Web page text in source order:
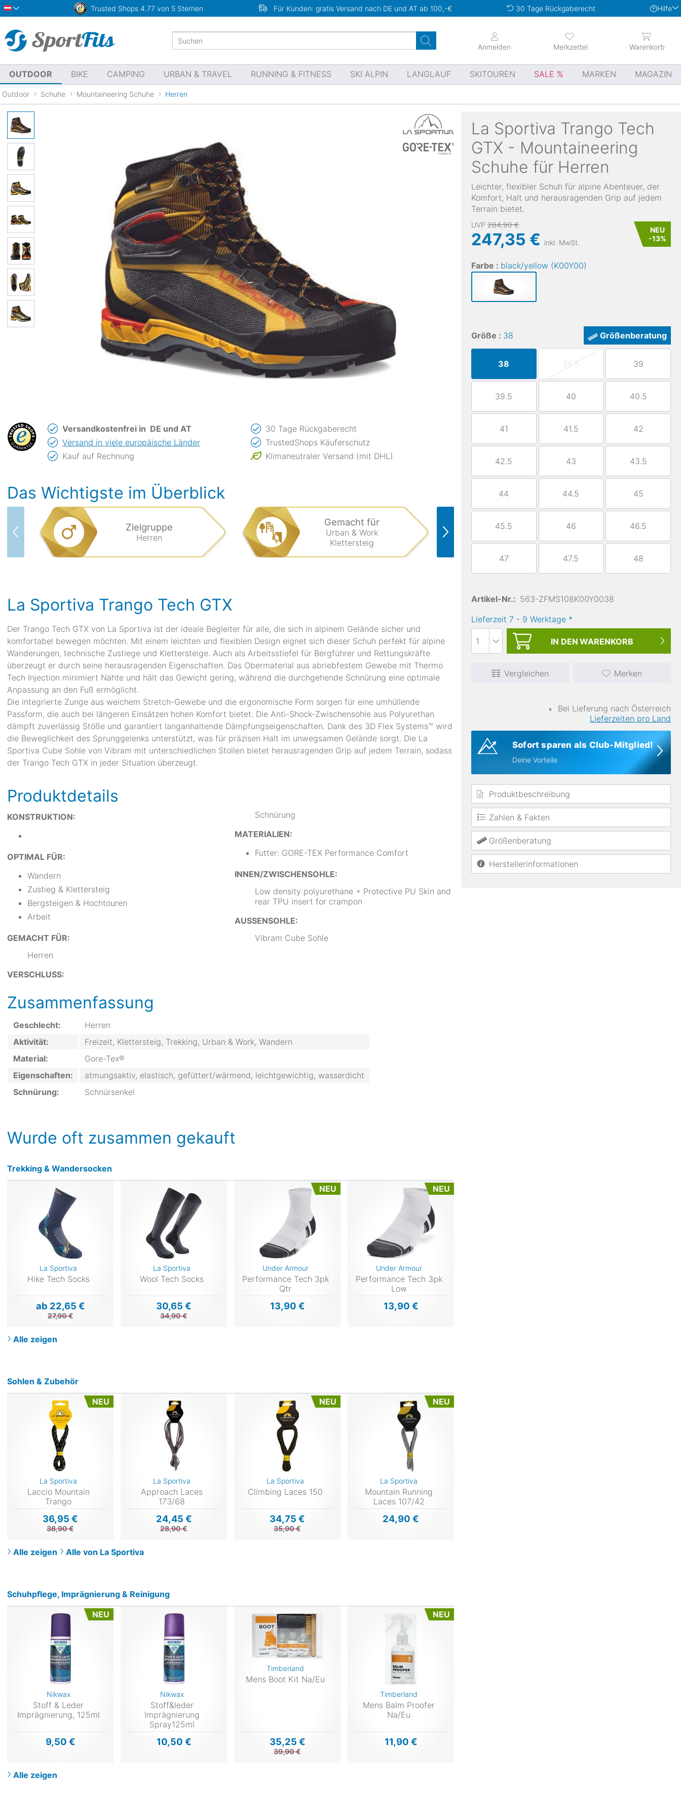
Österreich Trusted Shops 4.77 von 5 Sternen Für Kunden: gratis Versand nach DE und AT ab 100,-€ 30 Tage Rückgaberecht Hilfe
Merkzettel
Anmelden Warenkorb
OUTDOOR BIKE CAMPING URBAN & TRAVEL RUNNING & FITNESS SKI ALPIN LANGLAUF SKITOUREN SALE MARKEN MAGAZIN
Outdoor Schuhe Mountaineering Schuhe Herren
La Sportiva Trango Tech
GTX - Mountaineering
Schuhe für Herren
Leichter, flexibler Schuh für alpine Abenteuer, der
Komfort, Halt und herausragenden Grip auf jedem
Terrain bietet.
UVP 284,90 €
247,35 € inkl. MwSt.
NEU
-13%
Farbe : black/yellow (K00Y00)
Größe : 38 Größenberatung
38 38.5 39
39.5 40 40.5
41 41.5 42
42.5 43 43.5
44 44.5 45
45.5 46 46.5
47 47.5 48
Artikel-Nr.: 563-ZFMS108K00Y0038
Lieferzeit 7 - 9 Werktage *
IN DEN WARENKORB
Vergleichen Merken
∗
Bei Lieferung nach Österreich
Lieferzeiten pro Land
Sofort sparen als Club-Mitglied!
Deine Vorteile
Produktbeschreibung
Zahlen & Fakten
Größenberatung
Herstellerinformationen
Versandkostenfrei in DE und AT
Versand in viele europäische Länder
Kauf auf Rechnung
30 Tage Rückgaberecht
TrustedShops Käuferschutz
Klimaneutraler Versand (mit DHL)
Das Wichtigste im Überblick
Zielgruppe
Herren
Gemacht für
Urban & Work
Klettersteig
Membran
Gore-Tex®
La Sportiva Trango Tech GTX
Der Trango Tech GTX von La Sportiva ist der ideale Begleiter für alle, die sich in alpinem Gelände sicher und
komfortabel bewegen möchten. Mit einem leichten und flexiblen Design eignet sich dieser Schuh perfekt für alpine
Wanderungen, technische Zustiege und Klettersteige. Auch als Arbeitsstiefel für Bergführer und Rettungskräfte
überzeugt er durch seine herausragenden Eigenschaften. Das Obermaterial aus abriebfestem Gewebe mit Thermo
Tech Injection minimiert Nähte und hält das Gewicht gering, während die durchgehende Schnürung eine optimale
Anpassung an den Fuß ermöglicht.
Die integrierte Zunge aus weichem Stretch-Gewebe und die ergonomische Form sorgen für eine umhüllende
Passform, die auch bei längeren Einsätzen hohen Komfort bietet. Die Anti-Shock-Zwischensohle aus Polyurethan
dämpft zuverlässig Stöße und garantiert langanhaltende Dämpfungseigenschaften. Dank des 3D Flex Systems™ wird
die Beweglichkeit des Sprunggelenks unterstützt, was für präzisen Halt im unwegsamen Gelände sorgt. Die La
Sportiva Cube Sohle von Vibram mit unterschiedlichen Stollen bietet herausragenden Grip auf jedem Terrain, sodass
der Trango Tech GTX in jeder Situation überzeugt.
Produktdetails
KONSTRUKTION:
OPTIMAL FÜR:
Wandern
Zustieg & Klettersteig
Bergsteigen & Hochtouren
Arbeit
GEMACHT FÜR:
Herren
VERSCHLUSS:
Schnürung
MATERIALIEN:
Futter: GORE-TEX Performance Comfort
INNEN/ZWISCHENSOHLE:
Low density polyurethane + Protective PU Skin and
rear TPU insert for crampon
AUSSENSOHLE:
Vibram Cube Sohle
Zusammenfassung
Geschlecht:
Herren
Aktivität:
Freizeit, Klettersteig, Trekking, Urban & Work, Wandern
Material:
Gore-Tex®
Eigenschaften:
atmungsaktiv, elastisch, gefüttert/wärmend, leichtgewichtig, wasserdicht
Schnürung:
Schnürsenkel
Wurde oft zusammen gekauft
Trekking & Wandersocken
La Sportiva
Hike Tech Socks
ab 22,65 €
27,90 €
La Sportiva
Wool Tech Socks
30,65 €
34,90 €
NEU
Under Armour
Performance Tech 3pk
Qtr
13,90 €
NEU
Under Armour
Performance Tech 3pk
Low
13,90 €
Alle zeigen
Sohlen & Zubehör
NEU
La Sportiva
Laccio Mountain
Trango
36,95 €
38,90 €
La Sportiva
Approach Laces
173/68
24,45 €
28,90 €
NEU
La Sportiva
Climbing Laces 150
34,75 €
35,90 €
NEU
La Sportiva
Mountain Running
Laces 107/42
24,90 €
Alle zeigen Alle von La Sportiva
Schuhpflege, Imprägnierung & Reinigung
NEU
Nikwax
Stoff & Leder
Imprägnierung, 125ml
9,50 €
Nikwax
Stoff&leder
Imprägnierung
Spray125ml
10,50 €
Timberland
Mens Boot Kit Na/Eu
35,25 €
39,90 €
NEU
Timberland
Mens Balm Proofer
Na/Eu
11,90 €
Alle zeigen